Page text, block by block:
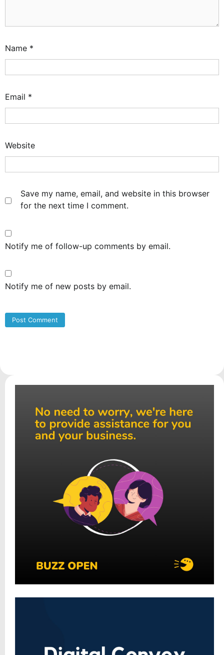
Name *
Email *
Website
Save my name, email, and website in this browser
for the next time I comment.
Notify me of follow-up comments by email.
Notify me of new posts by email.